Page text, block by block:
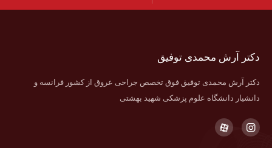
دکتر آرش محمدی توفیق
دکتر آرش محمدی توفیق فوق تخصص جراحی عروق از کشور فرانسه و
دانشیار دانشگاه علوم پزشکی شهید بهشتی